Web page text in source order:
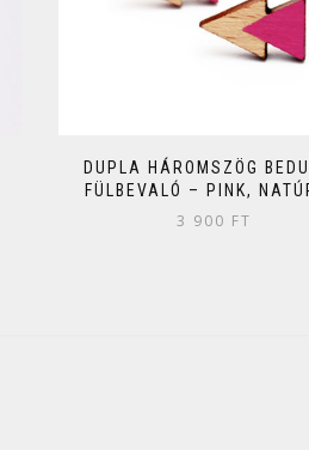
DUPLA HÁROMSZÖG
FÜLBEVALÓ – PINK,
3 900 FT